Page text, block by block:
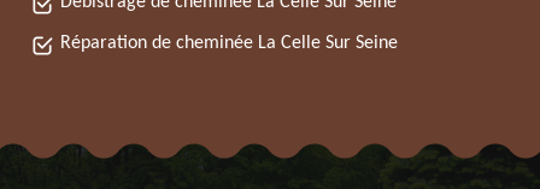
Réparation de cheminée La Celle Sur Seine